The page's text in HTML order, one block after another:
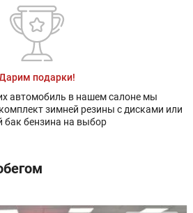
подарки!
автомобиль в нашем салоне мы
зимней резины с дисками или
бак бензина на выбор